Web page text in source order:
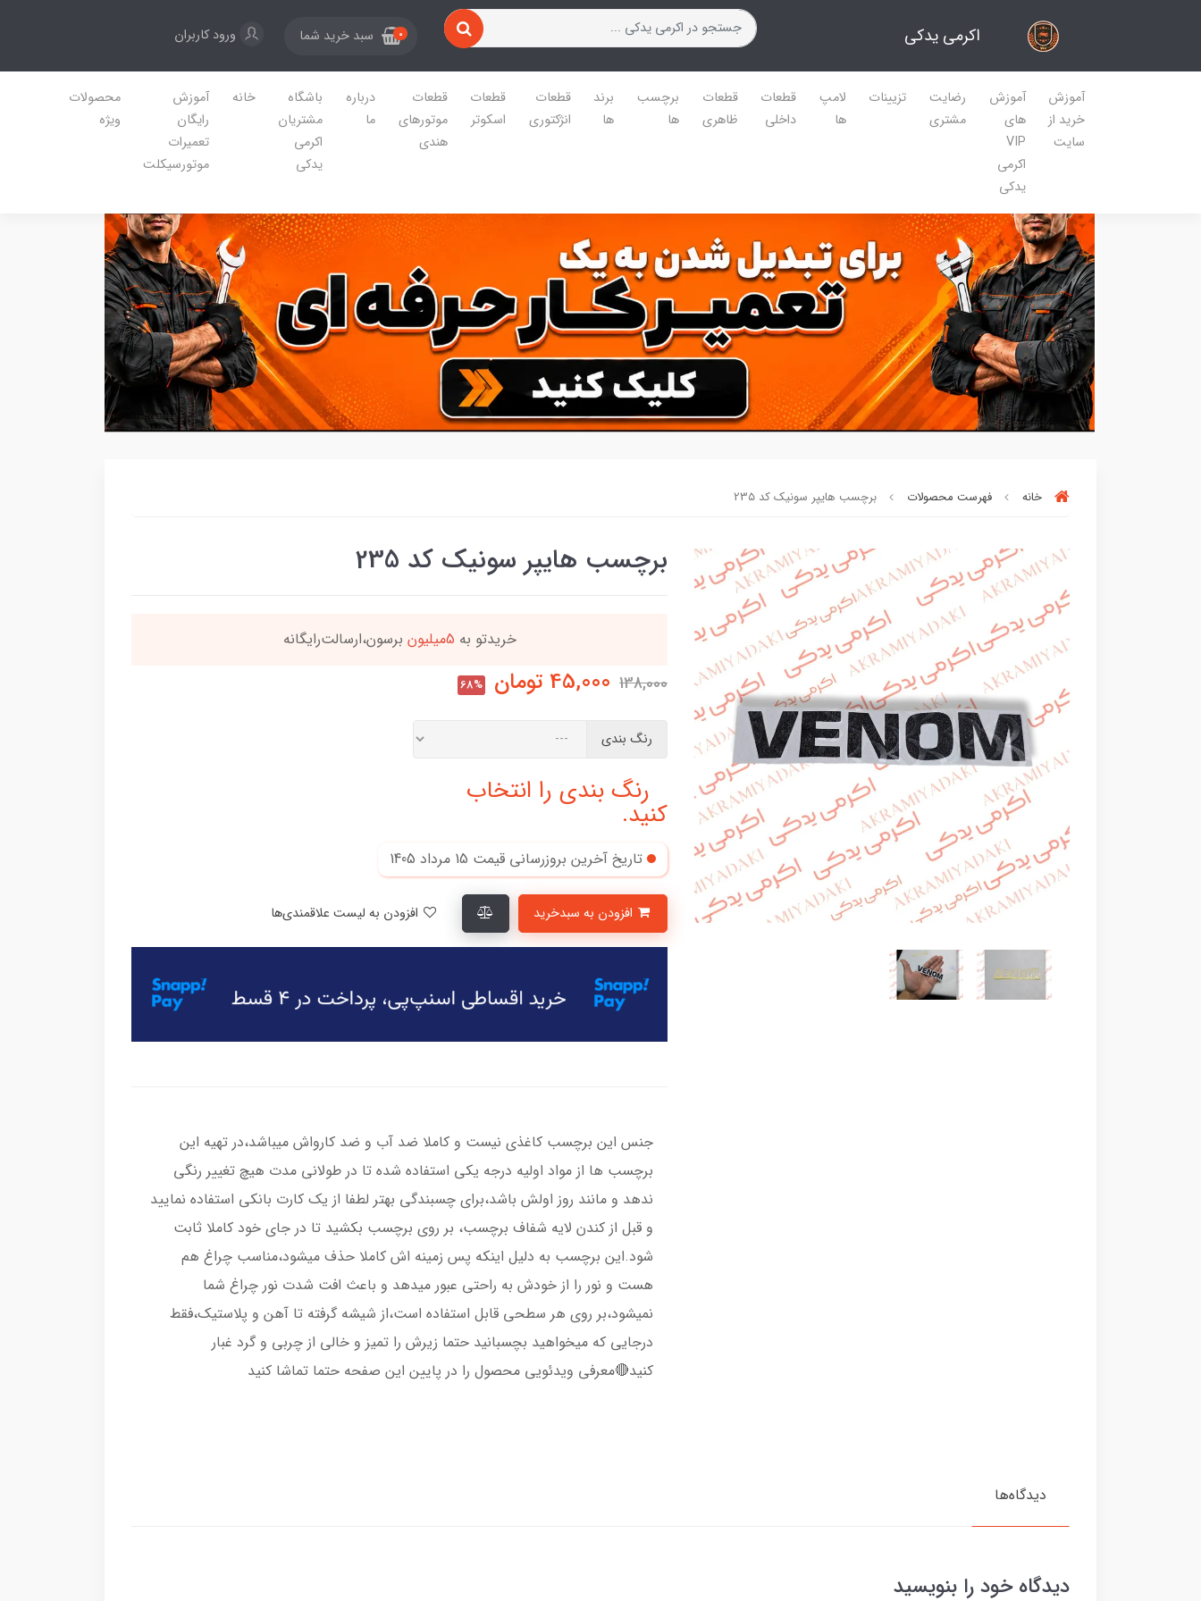
اکرمی یدکی 0 سبد خرید شما ورود کاربران
آموزش
خرید از
سایت
آموزش
های
VIP
اکرمی
یدکی
رضایت
مشتری
تزیینات
لامپ
ها
قطعات
داخلی
قطعات
ظاهری
برچسب
ها
برند
ها
قطعات
انژکتوری
قطعات
اسکوتر
قطعات
موتورهای
هندی
درباره
ما
باشگاه
مشتریان
اکرمی
یدکی
خانه
آموزش
رایگان
تعمیرات
موتورسیکلت
محصولات
ویژه
خانه فهرست محصولات برچسب هایپر سونیک کد 235
برچسب هایپر سونیک کد 235
خریدتو به برسون،ارسالت‌رایگانه این کالا رو میتونی4 قسطه بخری
138,000
45,000 تومان 68%
رنگ بندی
رنگ بندی را انتخاب
کنید.
تاریخ آخرین بروزرسانی قیمت 15 مرداد 1405
جنس این برچسب کاغذی نیست و کاملا ضد آب و ضد کارواش میباشد،در تهیه این
برچسب ها از مواد اولیه درجه یکی استفاده شده تا در طولانی مدت هیچ تغییر رنگی
ندهد و مانند روز اولش باشد،برای چسبندگی بهتر لطفا از یک کارت بانکی استفاده نمایید
و قبل از کندن لایه شفاف برچسب، بر روی برچسب بکشید تا در جای خود کاملا ثابت
شود.این برچسب به دلیل اینکه پس زمینه اش کاملا حذف میشود،مناسب چراغ هم
هست و نور را از خودش به راحتی عبور میدهد و باعث افت شدت نور چراغ شما
نمیشود،بر روی هر سطحی قابل استفاده است،از شیشه گرفته تا آهن و پلاستیک،فقط
درجایی که میخواهید بچسبانید حتما زیرش را تمیز و خالی از چربی و گرد غبار
کنید🔴معرفی ویدئویی محصول را در پایین این صفحه حتما تماشا کنید
دیدگاه‌ها
دیدگاه خود را بنویسید